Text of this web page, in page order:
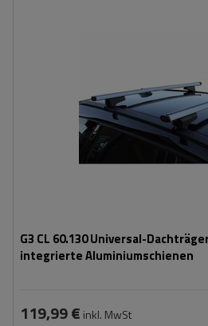
G3 CL 60.130 Universal-
integrierte Aluminiumschienen
119,99 € inkl. MwSt